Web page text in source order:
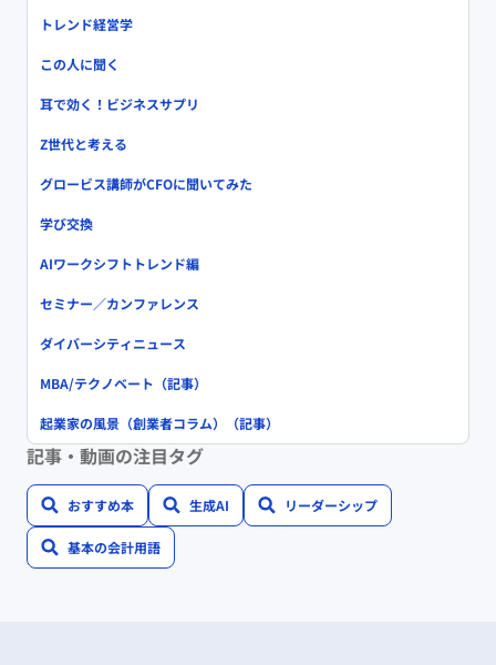
トレンド経営学
この人に聞く
耳で効く！ビジネスサプリ
Z世代と考える
グロービス講師がCFOに聞いてみた
学び交換
AIワークシフトトレンド編
セミナー／カンファレンス
ダイバーシティニュース
MBA/テクノベート（記事）
起業家の風景（創業者コラム）（記事）
記事・動画の注目タグ
おすすめ本 生成AI リーダーシップ
基本の会計用語